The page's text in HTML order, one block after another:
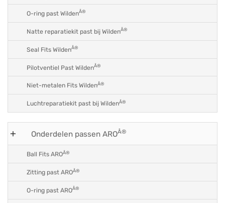
O-ring past WildenÂ®
Natte reparatiekit past bij WildenÂ®
Seal Fits WildenÂ®
Pilotventiel Past WildenÂ®
Niet-metalen Fits WildenÂ®
Luchtreparatiekit past bij WildenÂ®
Onderdelen passen AROÂ®
Ball Fits AROÂ®
Zitting past AROÂ®
O-ring past AROÂ®